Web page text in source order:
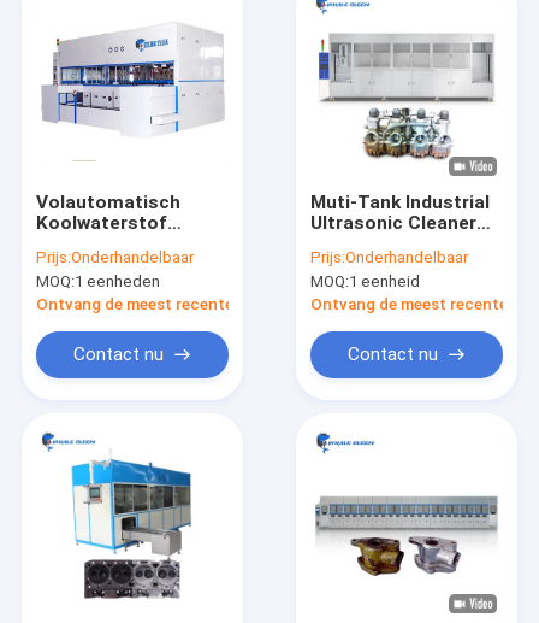
Producten
VR toon
Over ons
Volautomatisch
Koolwaterstof
Reinigingssysteem
voor Industriële
Onderdelen
Prijs:Onderhandelbaar
MOQ:1 eenheden
Ontvang de meest recente Prijs
Contact nu
Muti-Tank Industrial
Ultrasonic Cleaner
Ultrasonic Parts
Cleaner Fabrikant
Prijs:Onderhandelbaar
MOQ:1 eenheid
Ontvang de meest recente
Contact nu